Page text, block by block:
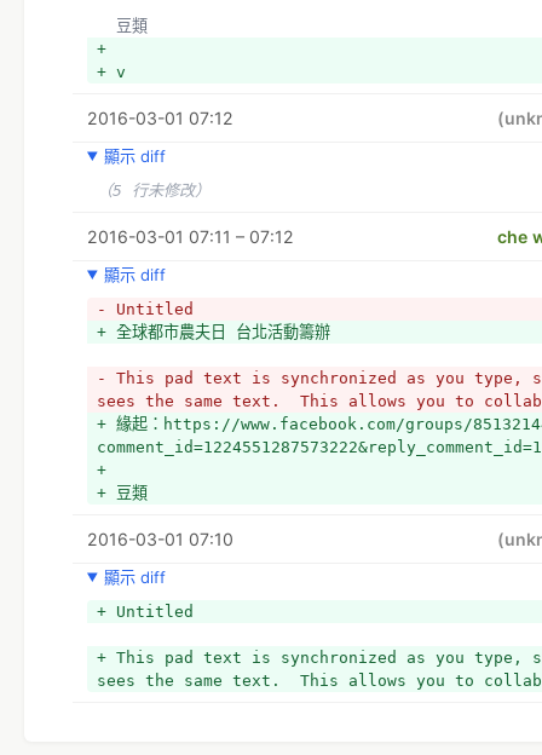
  豆類
+
+ v
2016-03-01 07:12
顯示 diff
（5 行未修改）
2016-03-01 07:11 – 07:12 che
顯示 diff
- Untitled
+ 全球都市農夫日 台北活動籌辦
- This pad text is synchronized as you type,
sees the same text.  This allows you to
+ 緣起：https://www.facebook.com/groups/
+
+ 豆類
2016-03-01 07:10
顯示 diff
+ Untitled
+ This pad text is synchronized as you type,
sees the same text.  This allows you to